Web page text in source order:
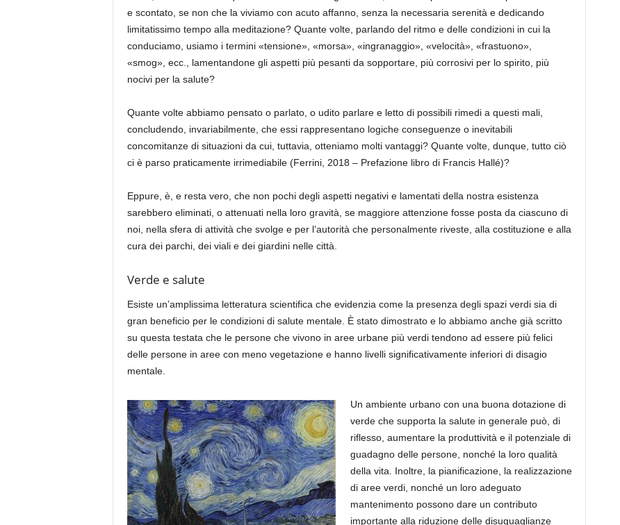
e scontato, se non che la viviamo con acuto affanno, senza la necessaria serenità e dedicando
limitatissimo tempo alla meditazione? Quante volte, parlando del ritmo e delle condizioni in cui la
conduciamo, usiamo i termini «tensione», «morsa», «ingranaggio», «velocità», «frastuono»,
«smog», ecc., lamentandone gli aspetti più pesanti da sopportare, più corrosivi per lo spirito, più
nocivi per la salute?
Quante volte abbiamo pensato o parlato, o udito parlare e letto di possibili rimedi a questi mali,
concludendo, invariabilmente, che essi rappresentano logiche conseguenze o inevitabili
concomitanze di situazioni da cui, tuttavia, otteniamo molti vantaggi? Quante volte, dunque, tutto ciò
ci è parso praticamente irrimediabile (Ferrini, 2018 – Prefazione libro di Francis Hallé)?
Eppure, è, e resta vero, che non pochi degli aspetti negativi e lamentati della nostra esistenza
sarebbero eliminati, o attenuati nella loro gravità, se maggiore attenzione fosse posta da ciascuno di
noi, nella sfera di attività che svolge e per l’autorità che personalmente riveste, alla costituzione e alla
cura dei parchi, dei viali e dei giardini nelle città.
Verde e salute
Esiste un’amplissima letteratura scientifica che evidenzia come la presenza deglispazi verdi sia di
gran beneficio per le condizionidi salute mentale. È stato dimostratoe lo abbiamo anche già scritto
su questa testata che le persone che vivono in aree urbane più verdi tendono ad essere più felici
delle persone in aree con meno vegetazionee hannolivelli significativamente inferiori di disagio
mentale.
Un ambiente urbano con una buona dotazione di
verde che supporta la salute in generale può, di
riflesso, aumentare la produttività e il potenziale di
guadagno delle persone, nonché la loro qualità
della vita.
Inoltre, la pianificazione, la realizzazione
di aree verdi, nonché un loro adeguato
mantenimentopossono dare un contributo
importante alla riduzione delle disuguaglianze